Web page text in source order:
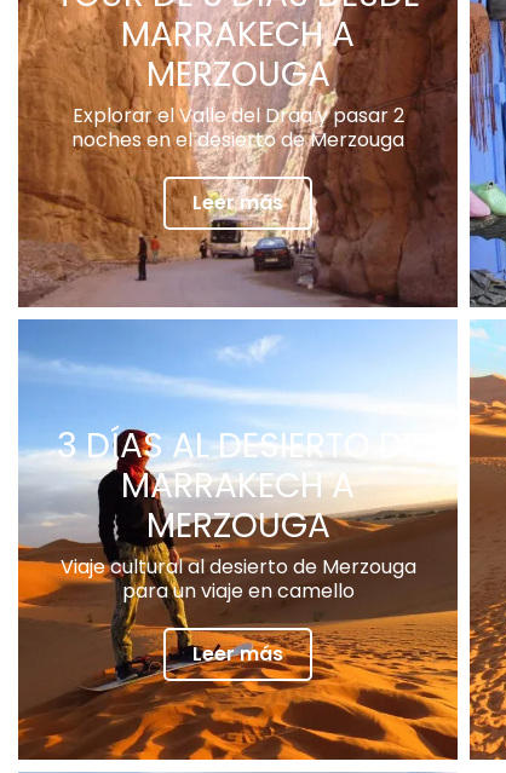
MARRAKECH A
MERZOUGA
Explorar el Valle del Draa y pasar 2
noches en el desierto de Merzouga
Leer más
3 DÍAS AL DESIERTO DE
MARRAKECH A
MERZOUGA
Viaje cultural al desierto de Merzouga
para un viaje en camello
Leer más